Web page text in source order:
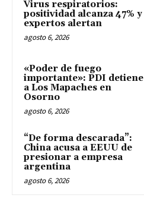
Virus respiratorios:
positividad alcanza 47% y
expertos alertan
agosto 6, 2026
«Poder de fuego
importante»: PDI detiene
a Los Mapaches en
Osorno
agosto 6, 2026
“De forma descarada”:
China acusa a EEUU de
presionar a empresa
argentina
agosto 6, 2026